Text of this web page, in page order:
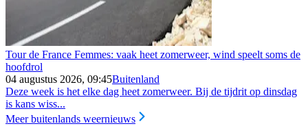
Tour de France Femmes: vaak heet zomerweer, wind speelt soms de
hoofdrol
04 augustus 2026, 09:45Buitenland
Deze week is het elke dag heet zomerweer. Bij de tijdrit op dinsdag
is kans wiss...
Meer buitenlands weernieuws